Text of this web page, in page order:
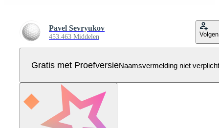
Pavel Sevryukov
453.463 Middelen Volgen
Gratis met ProefversieNaamsvermelding niet verplicht